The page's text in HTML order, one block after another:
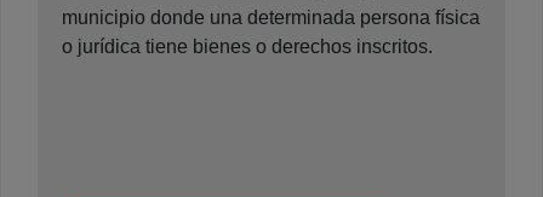
municipio donde una determinada persona física
o jurídica tiene bienes o derechos inscritos.